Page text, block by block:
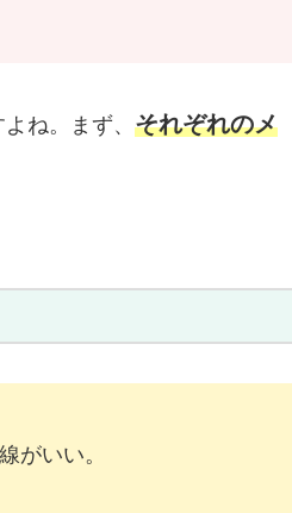
ね。まず、 それぞれのメ
がいい。